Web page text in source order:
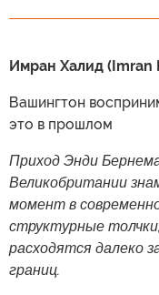
Имран Халид (Imran
Вашингтон
это в прошлом
Приход Энди
Великобритании
момент в
структурные
расходятся далеко
границ.